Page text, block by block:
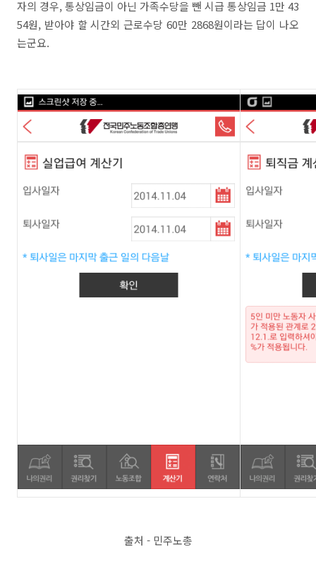
자의 경우, 통상임금이 아닌 가족수당을 뺀 시급 통상임금 1만 43
54원, 받아야 할 시간외 근로수당 60만 2868원이라는 답이 나오
는군요.
출처 - 민주노총